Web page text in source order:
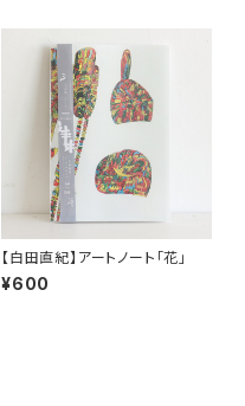
【白田直紀】アートノート「花」
¥600